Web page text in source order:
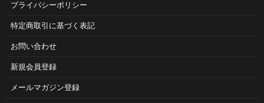
プライバシーポリシー
特定商取引に基づく表記
お問い合わせ
新規会員登録
メールマガジン登録